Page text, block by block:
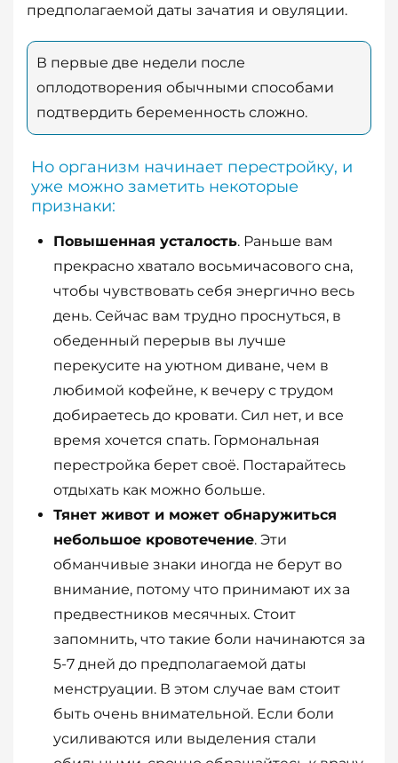
предполагаемой даты зачатия и овуляции.
В первые две недели после
оплодотворения обычными способами
подтвердить беременность сложно.
Но организм начинает перестройку, и
уже можно заметить некоторые
признаки:
Повышенная усталость. Раньше вам
прекрасно хватало восьмичасового сна,
чтобы чувствовать себя энергично весь
день. Сейчас вам трудно проснуться, в
обеденный перерыв вы лучше
перекусите на уютном диване, чем в
любимой кофейне, к вечеру с трудом
добираетесь до кровати. Сил нет, и все
время хочется спать. Гормональная
перестройка берет своё. Постарайтесь
отдыхать как можно больше.
Тянет живот и может обнаружиться
небольшое кровотечение. Эти
обманчивые знаки иногда не берут во
внимание, потому что принимают их за
предвестников месячных. Стоит
запомнить, что такие боли начинаются за
5-7 дней до предполагаемой даты
менструации. В этом случае вам стоит
быть очень внимательной. Если боли
усиливаются или выделения стали